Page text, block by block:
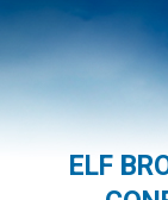
ELF